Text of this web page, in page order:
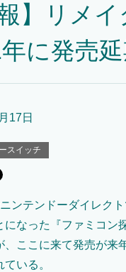
報】リメ
に発売延
17日
スイッチ
ンテンドーダイレク
になった『ファミコン
、ここに来て発売が来
いる。